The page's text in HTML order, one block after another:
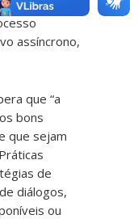
assíncrono,
que “a
bons
que sejam
de
diálogos,
ou